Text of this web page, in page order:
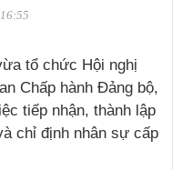
tổ chức Hội nghị
Chấp hành Đảng bộ,
tiếp nhận, thành lập
chỉ định nhân sự cấp